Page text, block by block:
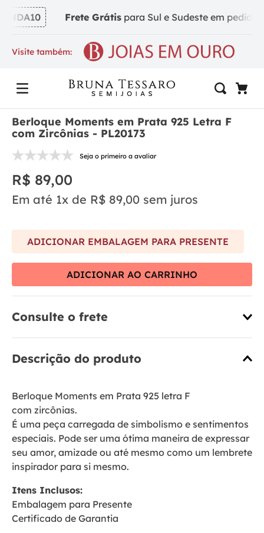
Frete Grátispara Sul e Sudeste em pedidos
Visite também:
Berloque Moments em Prata 925 Letra F
com Zircônias - PL20173
Seja o primeiro a avaliar
R$ 89,00
Em até 1x de R$ 89,00 sem juros
ADICIONAR EMBALAGEM PARA PRESENTE
ADICIONAR AO CARRINHO
Consulte o frete
Descrição do produto
Berloque Moments em Prata 925 letra F
com zircônias.
É uma peça carregada de simbolismo e sentimentos
especiais. Pode ser uma ótima maneira de expressar
seu amor, amizade ou até mesmo como um lembrete
inspirador para si mesmo.
Itens Inclusos:
Embalagem para Presente
Certificado de Garantia